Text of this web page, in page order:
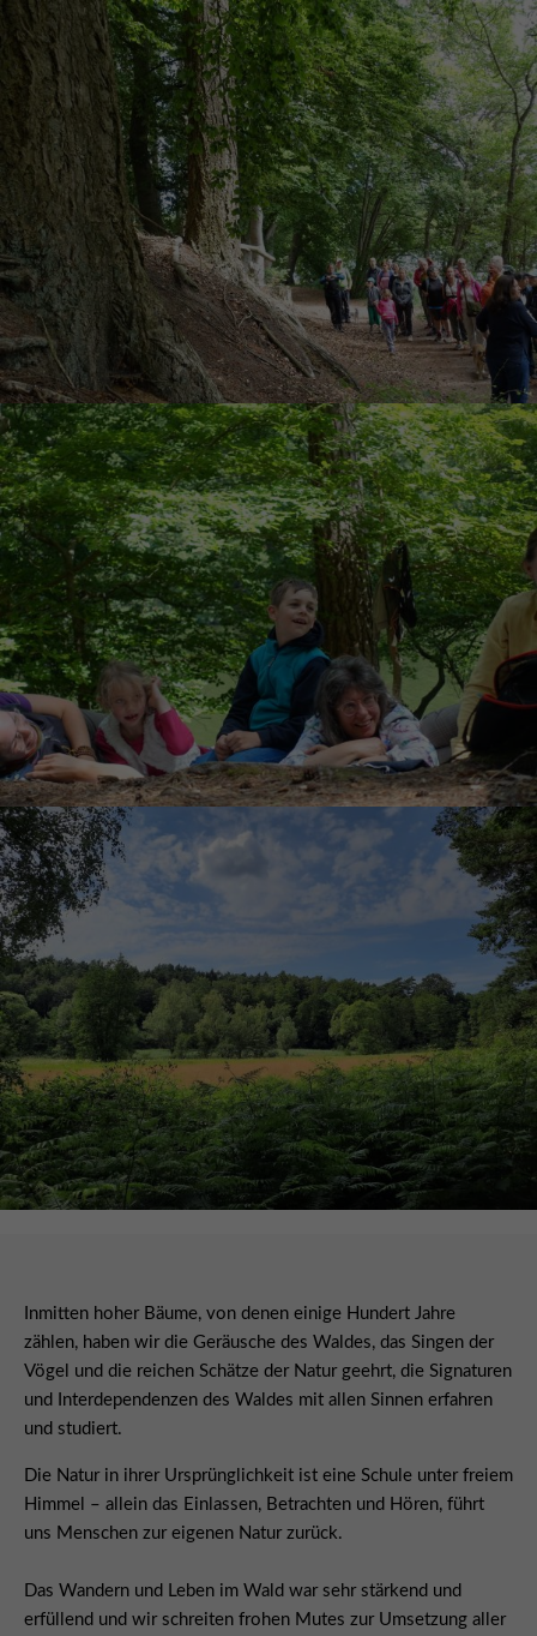
Inmitten hoher Bäume, von denen einige Hundert Jahre
zählen, haben wir die Geräusche des Waldes, das Singen der
Vögel und die reichen Schätze der Natur geehrt, die Signaturen
und Interdependenzen des Waldes mit allen Sinnen erfahren
und studiert.
Die Natur in ihrer Ursprünglichkeit ist eine Schule unter freiem
Himmel – allein das Einlassen, Betrachten und Hören, führt
uns Menschen zur eigenen Natur zurück.
Das Wandern und Leben im Wald war sehr stärkend und
erfüllend und wir schreiten frohen Mutes zur Umsetzung aller